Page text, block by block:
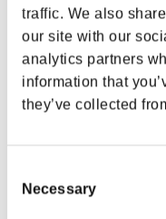
traffic. We also
our site with our
analytics partners
information that
they’ve collected
Selection
Necessary
Lv.3
NV personnage: 80